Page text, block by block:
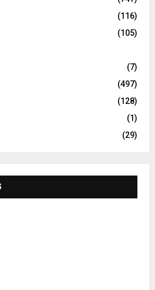
(116)
(105)
(7)
(497)
(128)
(1)
(29)